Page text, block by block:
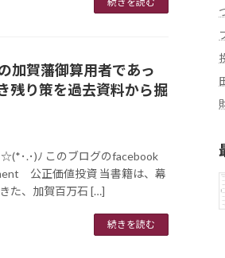
加賀藩御算用者であっ
残り策を過去資料から掘
･.･)ﾉ このブログのfacebook
公正価値投資 当書籍は、幕
た、加賀百万石 […]
続きを読む